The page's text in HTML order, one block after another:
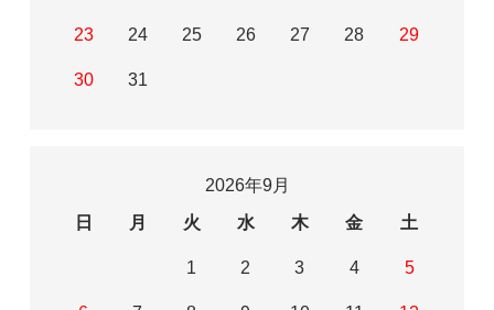
23 24 25 26 27 28 29
30 31
2026年9月
日
月 火 水 木 金 土
1 2 3 4 5